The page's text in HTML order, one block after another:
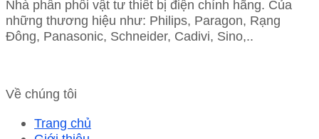
Nhà phân phối vật tư thiết bị điện chính hãng. Của
những thương hiệu như: Philips, Paragon, Rạng
Đông, Panasonic, Schneider, Cadivi, Sino,..
Về chúng tôi
Trang chủ